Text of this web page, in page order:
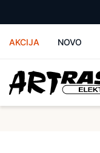
AKCIJA NOVO